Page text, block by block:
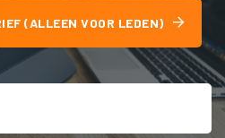
(ALLEEN VOOR LEDEN)